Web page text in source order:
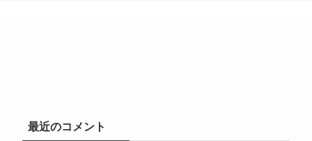
最近のコメント